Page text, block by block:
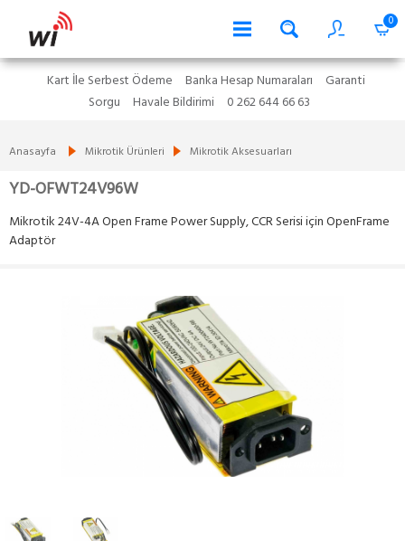
0
Kart İle Serbest Ödeme Banka Hesap Numaraları
Garanti
Sorgu
Havale Bildirimi 0 262 644 66 63
Anasayfa Mikrotik Ürünleri Mikrotik Aksesuarları
YD-OFWT24V96W
Mikrotik 24V-4A Open Frame Power Supply, CCR Serisi için OpenFrame
Adaptör